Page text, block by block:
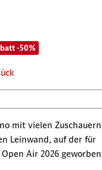
-50%